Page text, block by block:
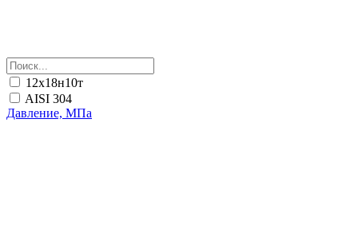
12х18н10т
AISI 304
Давление, МПа